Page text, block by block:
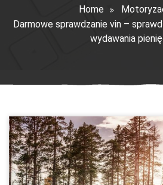
Home
Darmowe sprawdzanie vin –
wydawania